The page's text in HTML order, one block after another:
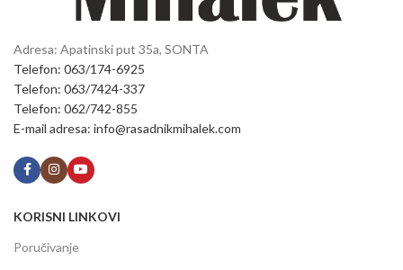
Adresa: Apatinski put 35a, SONTA
Telefon: 063/174-6925
Telefon: 063/7424-337
Telefon: 062/742-855
E-mail adresa: info@rasadnikmihalek.com
KORISNI LINKOVI
Poručivanje